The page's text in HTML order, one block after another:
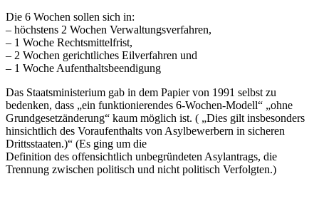
Die 6 Wochen sollen sich in:
– höchstens 2 Wochen Verwaltungsverfahren,
– 1 Woche Rechtsmittelfrist,
– 2 Wochen gerichtliches Eilverfahren und
– 1 Woche Aufenthaltsbeendigung
Das Staatsministerium gab in dem Papier von 1991 selbst zu
bedenken, dass „ein funktionierendes 6-Wochen-Modell“ „ohne
Grundgesetzänderung“ kaum möglich ist. ( „Dies gilt insbesonders
hinsichtlich des Voraufenthalts von Asylbewerbern in sicheren
Drittsstaaten.)“ (Es ging um die
Definition des offensichtlich unbegründeten Asylantrags, die
Trennung zwischen politisch und nicht politisch Verfolgten.)